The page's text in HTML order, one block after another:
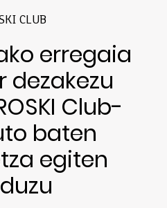
CLUB
erregaia
dezakezu
Club-
baten
egiten